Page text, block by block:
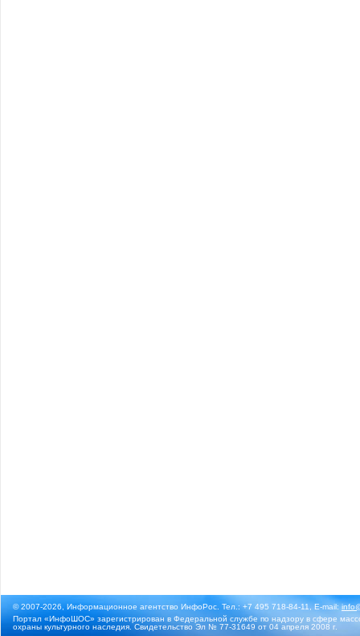
© 2007-2026, Информационное агентство ИнфоРос. Тел.: +7 495 718-84-11, E-mail:
Портал «ИнфоШОС» зарегистрирован в Федеральной службе по надзору в сфере
охраны культурного наследия. Свидетельство Эл № 77-31649 от 04 апреля 2008 г.